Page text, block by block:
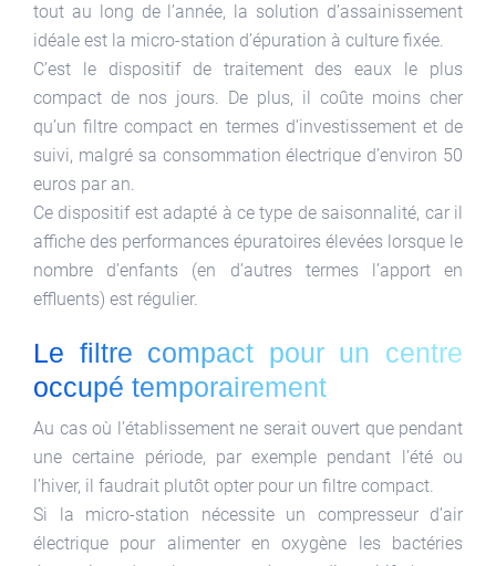
tout au long de l’année, la solution d’assainissement
idéale est la micro-station d’épuration à culture fixée.
C’est le dispositif de traitement des eaux le plus
compact de nos jours. De plus, il coûte moins cher
qu’un filtre compact en termes d’investissement et de
suivi, malgré sa consommation électrique d’environ 50
euros par an.
Ce dispositif est adapté à ce type de saisonnalité, car il
affiche des performances épuratoires élevées lorsque le
nombre d’enfants (en d’autres termes l’apport en
effluents) est régulier.
Le filtre compact pour un centre
occupé temporairement
Au cas où l’établissement ne serait ouvert que pendant
une certaine période, par exemple pendant l’été ou
l’hiver, il faudrait plutôt opter pour un filtre compact.
Si la micro-station nécessite un compresseur d’air
électrique pour alimenter en oxygène les bactéries